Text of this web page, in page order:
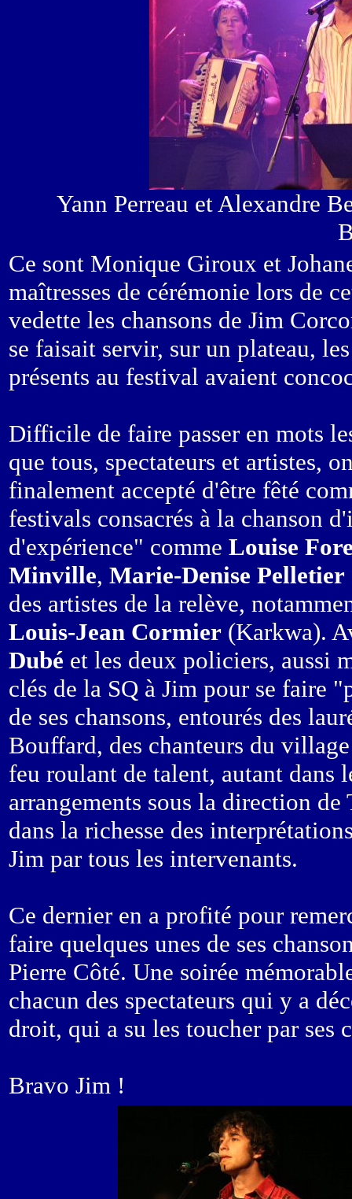
Yann Perreau et Alexandre
Ce sont Monique Giroux et
maîtresses de cérémonie lors de
vedette les chansons de Jim
se faisait servir, sur un plateau,
présents au festival avaient
Difficile de faire passer en mots
que tous, spectateurs et artistes,
finalement accepté d'être fêté
festivals consacrés à la chanson
d'expérience" comme Louise
Minville, Marie-Denise Pelletier
des artistes de la relève,
Louis-Jean Cormier (Karkwa).
Dubé et les deux policiers, aussi
clés de la SQ à Jim pour se faire
de ses chansons, entourés des
Bouffard, des chanteurs du
feu roulant de talent, autant dans
arrangements sous la direction
dans la richesse des
Jim par tous les intervenants.
Ce dernier en a profité pour
faire quelques unes de ses
Pierre Côté. Une soirée
chacun des spectateurs qui y a
droit, qui a su les toucher par ses
Bravo Jim !